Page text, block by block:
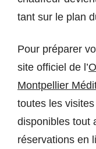
tant sur le plan
Pour préparer
site officiel de l’
Montpellier
toutes les
disponibles tout
réservations en